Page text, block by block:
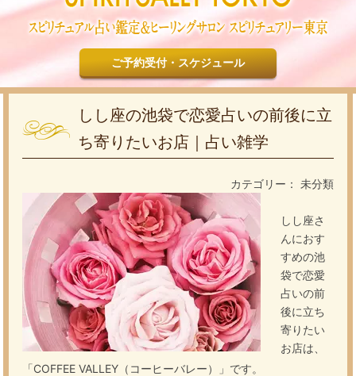
ご予約受付・スケジュール
しし座の池袋で恋愛占いの前後に立
ち寄りたいお店｜占い雑学
カテゴリー： 未分類
しし座さ
んにおす
すめの池
袋で恋愛
占いの前
後に立ち
寄りたい
お店は、
「COFFEE VALLEY（コーヒーバレー）」です。